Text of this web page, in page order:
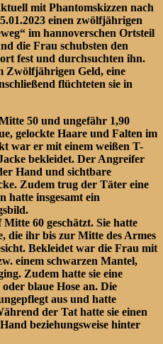
mit Phantomskizzen nach
einen zwölfjährigen
im hannoverschen Ortsteil
die Frau schubsten den
fest und durchsuchten ihn.
Zwölfjährigen Geld, eine
flüchteten sie in
50 und ungefähr 1,90
gelockte Haare und Falten im
war er mit einem weißen T-
bekleidet. Der Angreifer
Hand und sichtbare
Zudem trug der Täter eine
hatte insgesamt ein
60 geschätzt. Sie hatte
die ihr bis zur Mitte des Armes
Bekleidet war die Frau mit
einem schwarzen Mantel,
Zudem hatte sie eine
blaue Hose an. Die
aus und hatte
der Tat hatte sie einen
beziehungsweise hinter